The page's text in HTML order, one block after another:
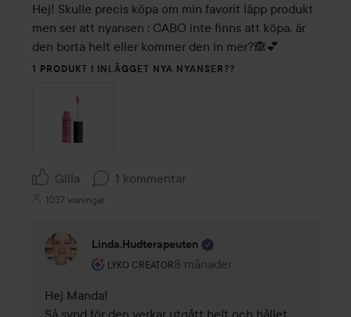
Hej! Skulle precis köpa om min favorit läpp produkt
men ser att nyansen : CABO inte finns att köpa, är
den borta helt eller kommer den in mer?🙈💕
1 PRODUKT I INLÄGGET NYA NYANSER??
Gilla 1 kommentar
1037 visningar
Linda.hudterapeuten
LYKO CREATOR
Användarens roll: Lyko Creator.
8 månader
Kommentaren lades 8 månader
Hej Manda!
Så synd för den verkar utgått helt och hållet.